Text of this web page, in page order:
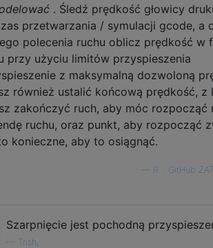
. Śledź prędkość głowicy
przetwarzania / symulacji gcode, a
polecenia ruchu oblicz prędkość w
przy użyciu limitów przyspieszenia
z maksymalną dozwoloną
również ustalić końcową prędkość, z
zakończyć ruch, aby móc rozpocząć
ruchu, oraz punkt, aby rozpocząć
konieczne, aby to osiągnąć.
R .. GitHub
Szarpnięcie jest pochodną
Trish,